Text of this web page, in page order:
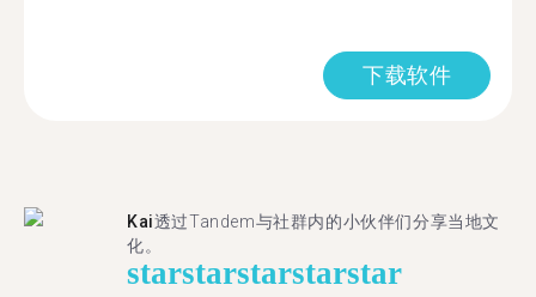
下载软件
Kai透过Tandem与社群内的小伙伴们分享当地文
化。
starstarstarstarstar